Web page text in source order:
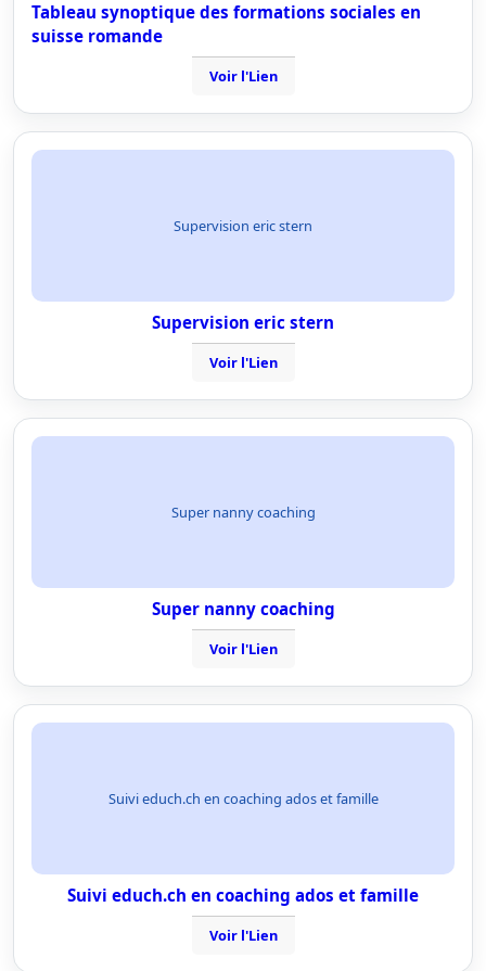
Tableau synoptique des formations sociales en
suisse romande
Voir l'Lien
Supervision eric stern
Supervision eric stern
Voir l'Lien
Super nanny coaching
Super nanny coaching
Voir l'Lien
Suivi educh.ch en coaching ados et famille
Suivi educh.ch en coaching ados et famille
Voir l'Lien